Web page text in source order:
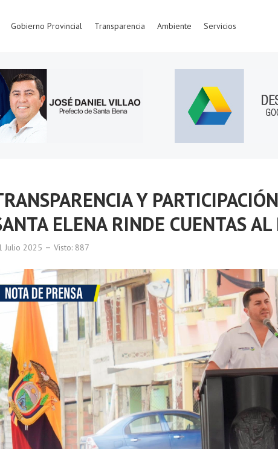
Gobierno Provincial Transparencia Ambiente Servicios
Y
ELENA RINDE CUENTAS AL
Julio 2025 Visto: 887